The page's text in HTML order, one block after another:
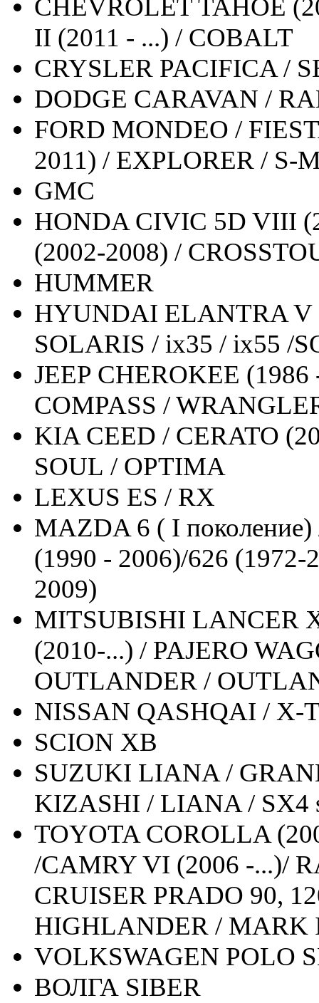
CHEVROLET TAHOE
II (2011 - ...) / COBALT
CRYSLER PACIFICA /
DODGE CARAVAN /
FORD MONDEO /
2011) / EXPLORER / S-
GMC
HONDA CIVIC 5D VIII
(2002-2008) /
HUMMER
HYUNDAI ELANTRA V
SOLARIS / ix35 / ix55 /
JEEP CHEROKEE
COMPASS /
KIA CEED / CERATO
SOUL / OPTIMA
LEXUS ES / RX
MAZDA 6 ( I
(1990 - 2006)/626
2009)
MITSUBISHI LANCER
(2010-...) / PAJERO
OUTLANDER /
NISSAN QASHQAI / X-
SCION XB
SUZUKI LIANA /
KIZASHI / LIANA / SX4
TOYOTA COROLLA
/CAMRY VI (2006 -...)/
CRUISER PRADO 90,
HIGHLANDER / MARK
VOLKSWAGEN POLO
ВОЛГА SIBER